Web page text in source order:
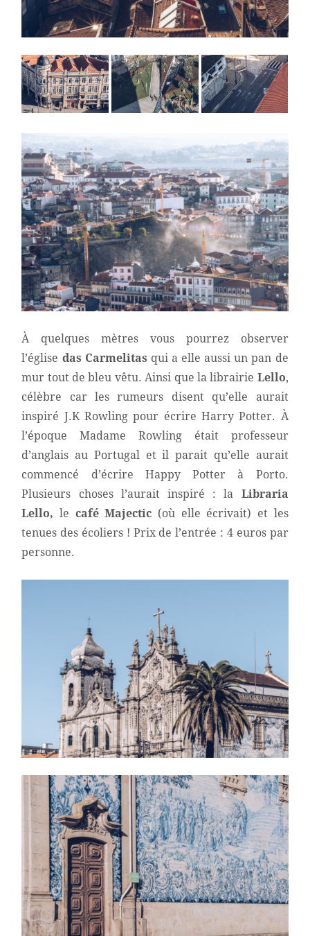
À quelques mètres vous pourrez observer
l’église das Carmelitas qui a elle aussi un pan de
mur tout de bleu vêtu. Ainsi que la librairie Lello,
célèbre car les rumeurs disent qu’elle aurait
inspiré J.K Rowling pour écrire Harry Potter. À
l’époque Madame Rowling était professeur
d’anglais au Portugal et il parait qu’elle aurait
commencé d’écrire Happy Potter à Porto.
Plusieurs choses l’aurait inspiré : la Libraria
Lello, le café Majectic (où elle écrivait) et les
tenues des écoliers ! Prix de l’entrée : 4 euros par
personne.